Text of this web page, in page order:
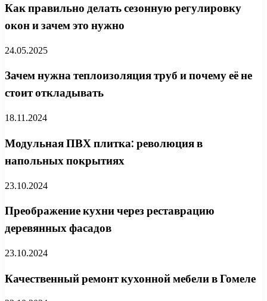
Как правильно делать сезонную регулировку
окон и зачем это нужно
24.05.2025
Зачем нужна теплоизоляция труб и почему её не
стоит откладывать
18.11.2024
Модульная ПВХ плитка: революция в
напольных покрытиях
23.10.2024
Преображение кухни через реставрацию
деревянных фасадов
23.10.2024
Качественный ремонт кухонной мебели в Гомеле